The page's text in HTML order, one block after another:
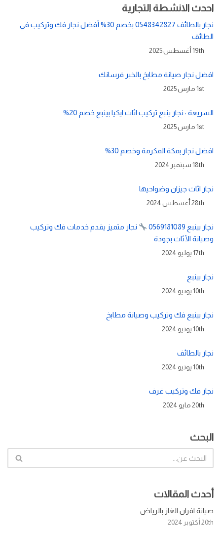
احدث الانشطة التجارية
نجار بالطائف 0548342827 بخصم 30% أفضل نجار فك وتركيب في
الطائف
19th أغسطس 2025
افضل نجار صيانة مطابخ بالخبر فرسانك
1st مارس 2025
السريعة : نجار ينبع تركيب اثاث ايكيا بينبع خصم 20%
1st مارس 2025
افضل نجار بمكة المكرمة وخصم 30%
18th سبتمبر 2024
نجار اثاث جيزان وضواحيها
28th أغسطس 2024
نجار بينبع 0569181089
نجار متميز يقدم خدمات فك وتركيب
وصيانة الأثاث بجودة
17th يوليو 2024
نجار بينبع
10th يونيو 2024
نجار بينبع فك وتركيب وصيانة مطابخ
10th يونيو 2024
نجار بالطائف
10th يونيو 2024
نجار فك وتركيب غرف
20th مايو 2024
البحث
أحدث المقالات
صيانة افران الغاز بالرياض
20th أكتوبر 2024